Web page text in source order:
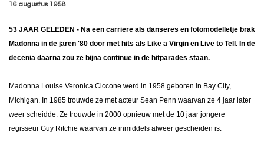
16 augustus 1958
53 JAAR GELEDEN - Na een carriere als danseres en fotomodelletje brak
Madonna in de jaren '80 door met hits als Like a Virgin en Live to Tell. In de
decenia daarna zou ze bijna continue in de hitparades staan.
Madonna Louise Veronica Ciccone werd in 1958 geboren in Bay City,
Michigan. In 1985 trouwde ze met acteur Sean Penn waarvan ze 4 jaar later
weer scheidde. Ze trouwde in 2000 opnieuw met de 10 jaar jongere
regisseur Guy Ritchie waarvan ze inmiddels alweer gescheiden is.